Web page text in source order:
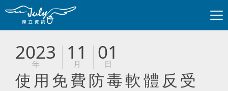
2023
年 11
月 01
日
使用免費防毒軟體反受